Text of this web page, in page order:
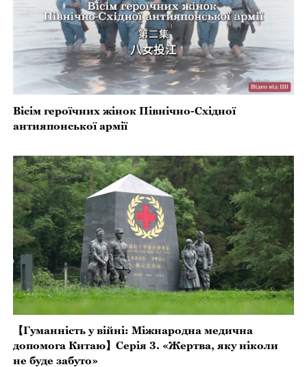
Вісім героїчних жінок Північно-Східної
антияпонської армії
【Гуманність у війні: Міжнародна медична
допомога Китаю】Серія 3. «Жертва, яку ніколи
не буде забуто»